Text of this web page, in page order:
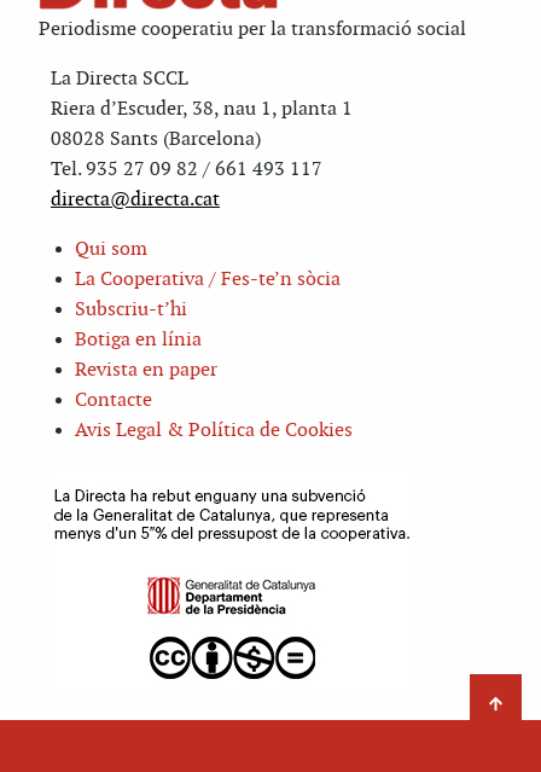
Periodisme cooperatiu per la transformació social
La Directa SCCL
Riera d’Escuder, 38, nau 1, planta 1
08028 Sants (Barcelona)
Tel. 935 27 09 82 / 661 493 117
directa@directa.cat
Qui som
La Cooperativa / Fes-te’n sòcia
Subscriu-t’hi
Botiga en línia
Revista en paper
Contacte
Avis Legal & Política de Cookies